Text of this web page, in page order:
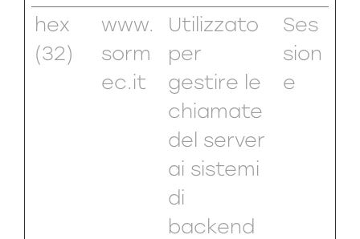
hex
(32)
www.
sorm
ec.it
Utilizzato
per
gestire le
chiamate
del server
ai sistemi
di
backend
Ses
sion
e